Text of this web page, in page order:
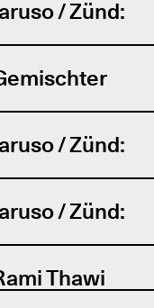
/ Zünd:
/ Zünd:
/ Zünd:
Thawi